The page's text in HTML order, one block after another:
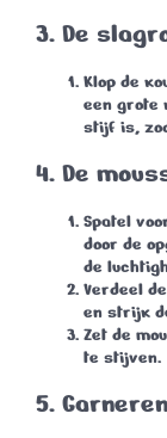
3. De
Klop de
een grote
stijf is,
4. De
Spatel
door de
de
Verdeel
en strijk
Zet de
te stijven.
5.